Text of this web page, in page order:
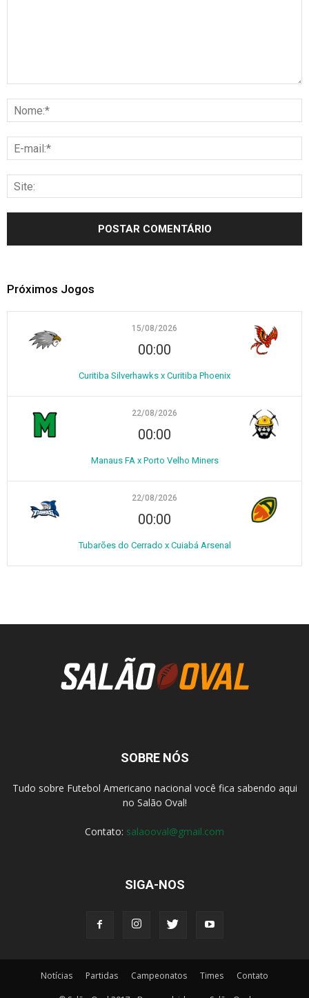
Próximos Jogos
15/08/2026
00:00
Curitiba Silverhawks x Curitiba Phoenix
22/08/2026
00:00
Manaus FA x Porto Velho Miners
22/08/2026
00:00
Tubarões do Cerrado x Cuiabá Arsenal
SOBRE NÓS
Tudo sobre Futebol Americano nacional você fica sabendo aqui
no Salão Oval!
Contato: salaooval@gmail.com
SIGA-NOS
Notícias Partidas Campeonatos Times Contato